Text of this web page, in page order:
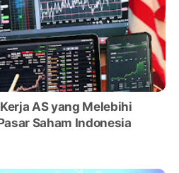
AS yang Melebihi
Saham Indonesia